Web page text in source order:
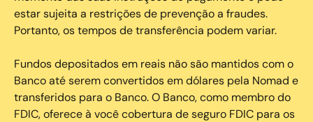
estar sujeita a restrições de prevenção a fraudes.
Portanto, os tempos de transferência podem variar.
Fundos depositados em reais não são mantidos com o
Banco até serem convertidos em dólares pela Nomad e
transferidos para o Banco. O Banco, como membro do
FDIC, oferece à você cobertura de seguro FDIC para os